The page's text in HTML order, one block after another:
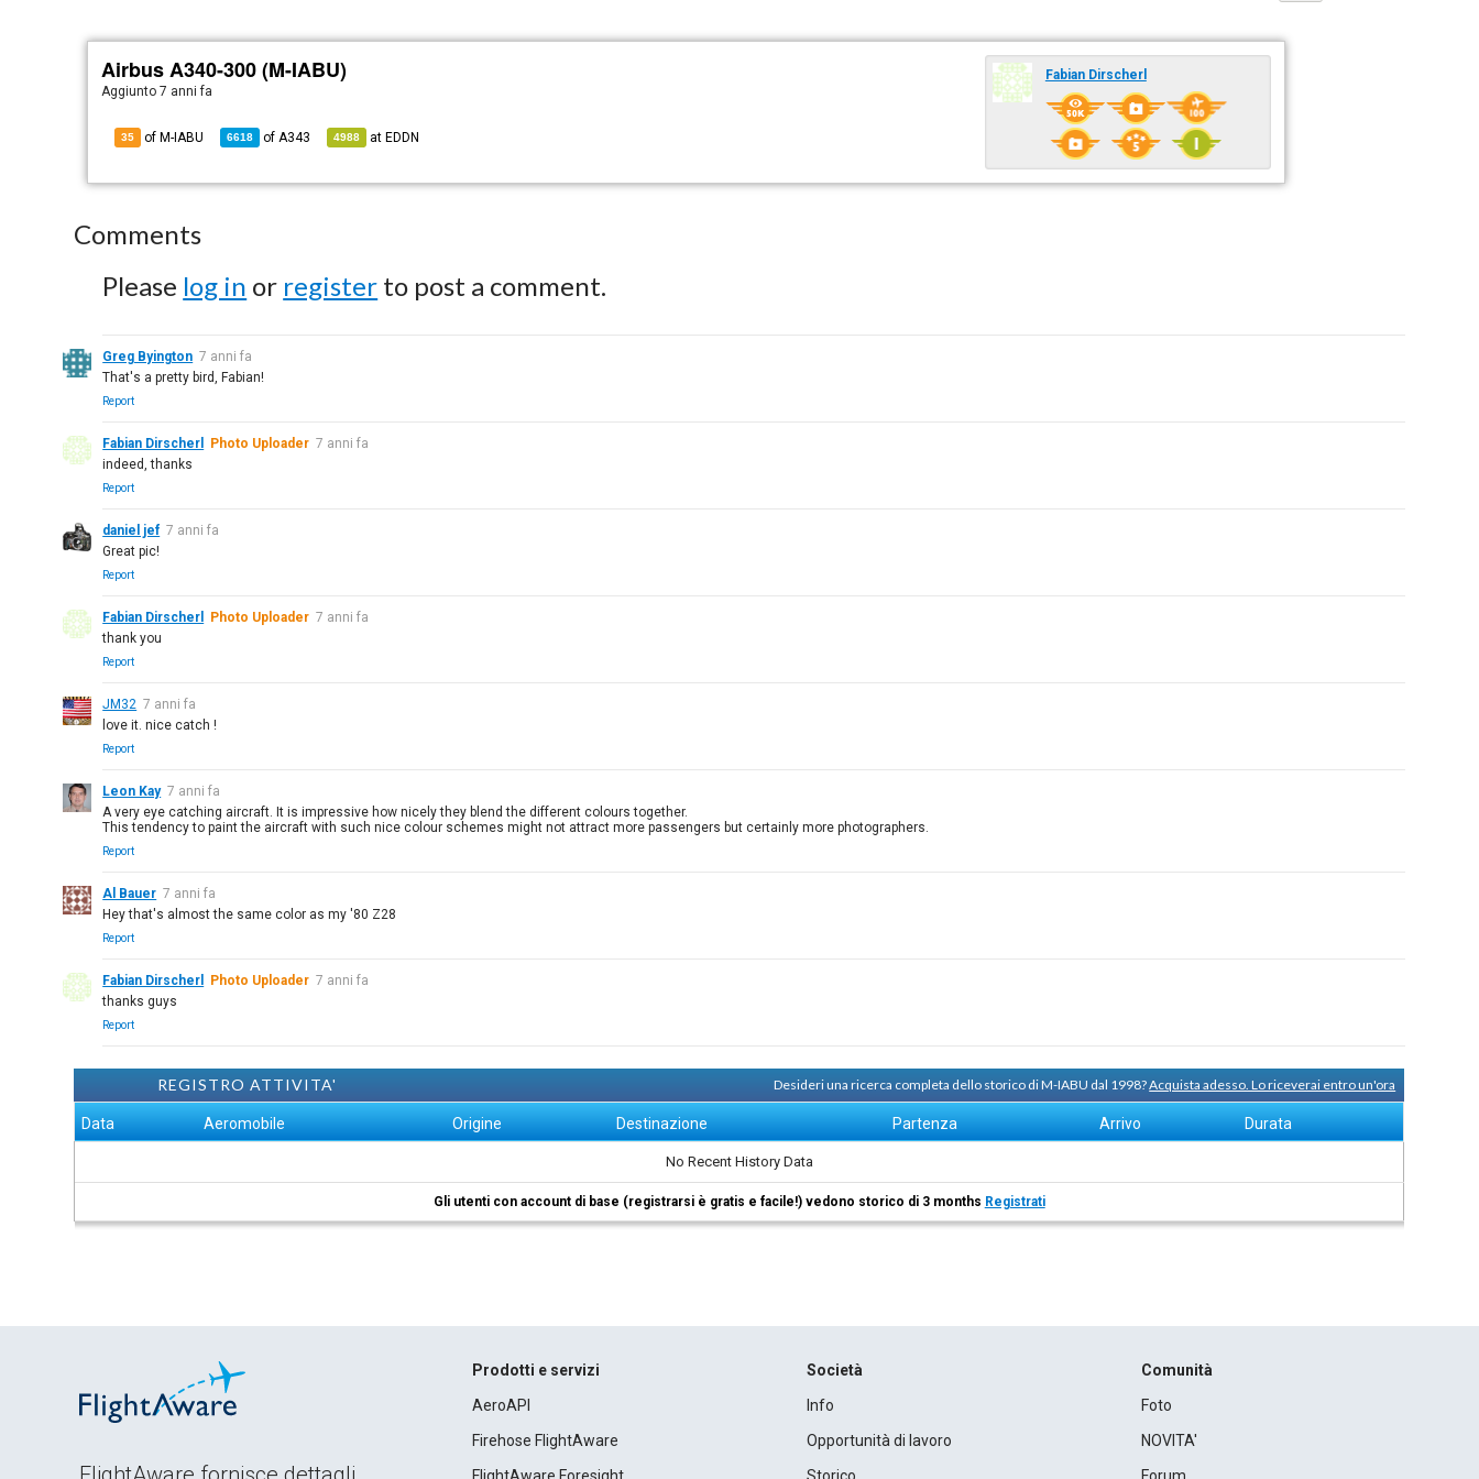
Airbus A340-300 (M-IABU)
Aggiunto7 anni fa
35 of M-IABU 6618 ofA343 4988 at EDDN
Fabian Dirscherl
Comments
Please log in or register to post a comment.
Greg Byington 7 anni fa
That's a pretty bird, Fabian!
Report
Fabian Dirscherl Photo Uploader 7 anni fa
indeed, thanks
Report
daniel jef 7 anni fa
Great pic!
Report
Fabian Dirscherl Photo Uploader 7 anni fa
thank you
Report
JM32 7 anni fa
love it. nice catch !
Report
Leon Kay 7 anni fa
A very eye catching aircraft. It is impressive how nicely they blend the different colours together.
This tendency to paint the aircraft with such nice colour schemes might not attract more passengers but certainly more photographers.
Report
Al Bauer 7 anni fa
Hey that's almost the same color as my '80 Z28
Report
Fabian Dirscherl Photo Uploader 7 anni fa
thanks guys
Report
REGISTRO ATTIVITA' Desideri una ricerca completa dello storico di M-IABU dal 1998?Acquista adesso. Lo riceverai entro un'ora
Data Aeromobile Origine Destinazione Partenza Arrivo Durata
No Recent History Data
Gli utenti con account di base (registrarsi è gratis e facile!) vedono storico di 3 months Registrati
Prodotti e servizi
AeroAPI
Firehose FlightAware
Società
Info
Opportunità di lavoro
Comunità
Foto
NOVITA'